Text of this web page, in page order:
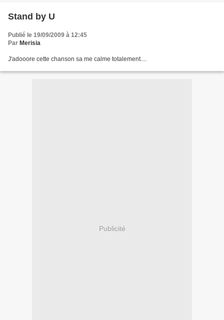
Stand by U
Publié le 19/09/2009 à 12:45
Par Merisia
J'adooore cette chanson sa me calme totalement....
Publicité